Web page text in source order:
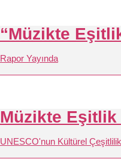
“Müzikte
Rapor Yayında
Müzikte
UNESCO'nun Kültürel